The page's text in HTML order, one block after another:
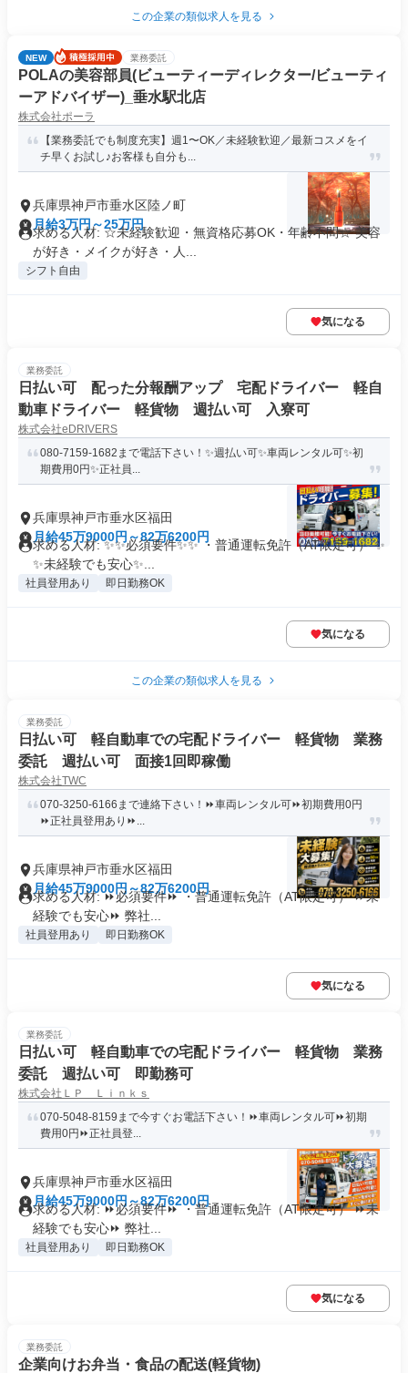
この企業の類似求人を見る
NEW 業務委託
POLAの美容部員(ビューティーディレクター/ビューティ
ーアドバイザー)_垂水駅北店
株式会社ポーラ
【業務委託でも制度充実】週1〜OK／未経験歓迎／最新コスメをイ
チ早くお試し♪お客様も自分も...
兵庫県神戸市垂水区陸ノ町
月給3万円～25万円
求める人材: ☆未経験歓迎・無資格応募OK・年齢不問☆ 美容
が好き・メイクが好き・人...
シフト自由
気になる
業務委託
日払い可 配った分報酬アップ 宅配ドライバー 軽自
動車ドライバー 軽貨物 週払い可 入寮可
株式会社eDRIVERS
080-7159-1682まで電話下さい！✨週払い可✨車両レンタル可✨初
期費用0円✨正社員...
兵庫県神戸市垂水区福田
月給45万9000円～82万6200円
求める人材: ✨✨必須要件✨✨ ・普通運転免許（AT限定可） ✨
✨未経験でも安心✨...
社員登用あり 即日勤務OK
気になる
この企業の類似求人を見る
業務委託
日払い可 軽自動車での宅配ドライバー 軽貨物 業務
委託 週払い可 面接1回即稼働
株式会社TWC
070-3250-6166まで連絡下さい！⏩車両レンタル可⏩初期費用0円
⏩正社員登用あり⏩...
兵庫県神戸市垂水区福田
月給45万9000円～82万6200円
求める人材: ⏩必須要件⏩ ・普通運転免許（AT限定可） ⏩未
経験でも安心⏩ 弊社...
社員登用あり 即日勤務OK
気になる
業務委託
日払い可 軽自動車での宅配ドライバー 軽貨物 業務
委託 週払い可 即勤務可
株式会社ＬＰ Ｌｉｎｋｓ
070-5048-8159まで今すぐお電話下さい！⏩車両レンタル可⏩初期
費用0円⏩正社員登...
兵庫県神戸市垂水区福田
月給45万9000円～82万6200円
求める人材: ⏩必須要件⏩ ・普通運転免許（AT限定可） ⏩未
経験でも安心⏩ 弊社...
社員登用あり 即日勤務OK
気になる
業務委託
企業向けお弁当・食品の配送(軽貨物)